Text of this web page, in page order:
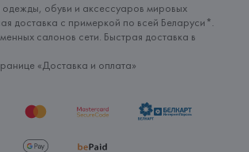
обуви и аксессуаров мировых
доставка с примеркой по всей Беларуси*.
салонов сети. Быстрая доставка в
«Доставка и оплата»